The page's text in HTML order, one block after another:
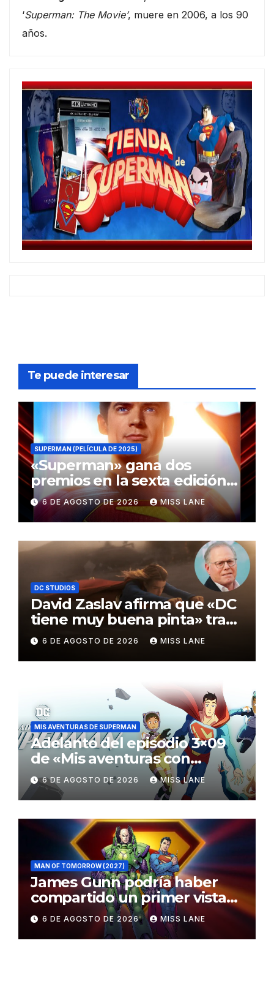
‘Superman: The Movie’, muere en 2006, a los 90
años.
Te puede interesar
SUPERMAN (PELÍCULA DE 2025)
«Superman» gana dos
premios en la sexta edición
de los Critics Choice Super
Awards
6 DE AGOSTO DE 2026 MISS LANE
DC STUDIOS
David Zaslav afirma que «DC
tiene muy buena pinta» tras
el fracaso de «Supergirl»
6 DE AGOSTO DE 2026 MISS LANE
MIS AVENTURAS DE SUPERMAN
Adelanto del episodio 3×09
de «Mis aventuras con
Superman»
6 DE AGOSTO DE 2026 MISS LANE
MAN OF TOMORROW (2027)
James Gunn podría haber
compartido un primer vistazo
al traje de Brainiac
6 DE AGOSTO DE 2026 MISS LANE